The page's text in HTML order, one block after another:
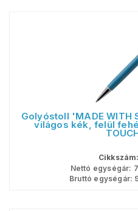
Golyóstoll 'MADE WITH
világos kék, felül
Cikkszám:
Nettó egységár:
Bruttó egységár: